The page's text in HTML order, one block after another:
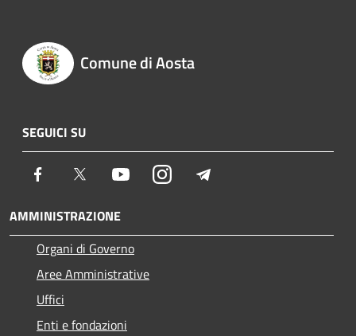
Comune di Aosta
SEGUICI SU
Facebook Twitter YoutubeInstagram
AMMINISTRAZIONE
Organi di Governo
Aree Amministrative
Uffici
Enti e fondazioni